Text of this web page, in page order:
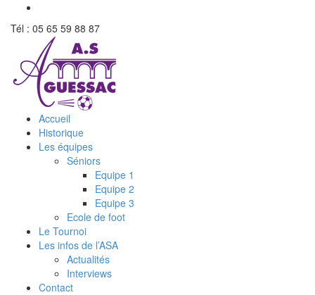
Tél : 05 65 59 88 87
Accueil
Historique
Les équipes
Séniors
Equipe 1
Equipe 2
Equipe 3
Ecole de foot
Le Tournoi
Les infos de l’ASA
Actualités
Interviews
Contact